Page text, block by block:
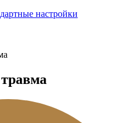
настройки